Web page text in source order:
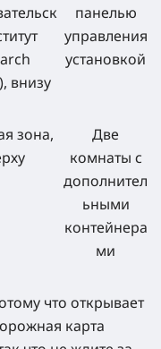
внизу
панелью
управления
установкой
зона,
Две
комнаты с
дополнител
ьными
контейнера
ми
что открывает
карта